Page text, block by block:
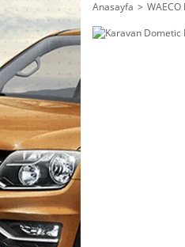
Anasayfa WAECO